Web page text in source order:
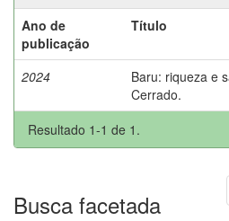
Ano de
publicação
Título
2024
Baru: riqueza e
Cerrado.
Resultado 1-1 de 1.
Busca facetada